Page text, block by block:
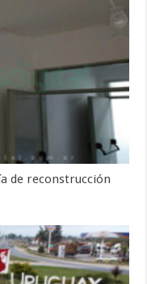
de reconstrucción